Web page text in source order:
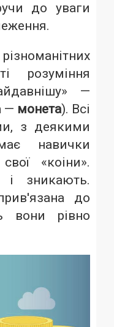
до уваги
розуміння
—
— монета). Всі
з деякими
навички
«коіни».
і зникають.
до
вони рівно